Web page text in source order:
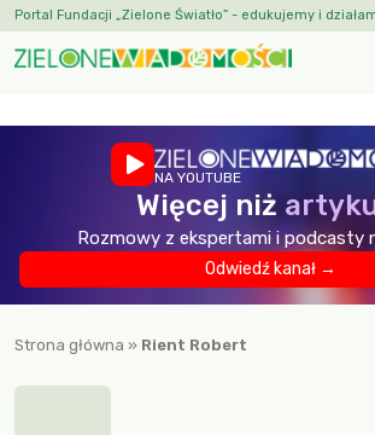
Portal Fundacji „Zielone Światło” - edukujemy i
NA YOUTUBE
Więcej niż
Rozmowy z ekspertami i podcasty
Odwiedź kanał →
Strona główna » Rient Robert